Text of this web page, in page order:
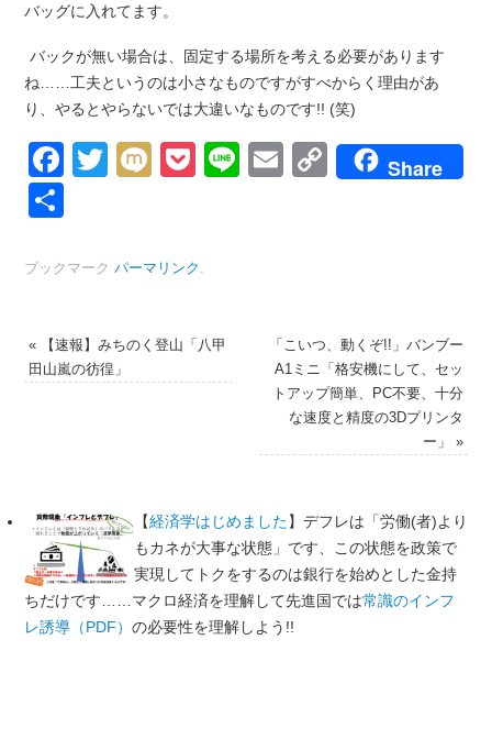
バッグに入れてます。
バックが無い場合は、固定する場所を考える必要があります
ね……工夫というのは小さなものですがすべからく理由があ
り、やるとやらないでは大違いなものです!! (笑)
Facebook
Twitter
MixiPocket
LineEmail
CopyShare
共
ブックマーク パーマリンク
«【速報】みちのく登山「八甲
田山嵐の彷徨」
「こいつ、動くぞ!!」バンブー
A1ミニ「格安機にして、セッ
トアップ簡単、PC不要、十分
な速度と精度の3Dプリンタ
ー」»
【経済学はじめました】デフレは「労働(者)より
もカネが大事な状態」です、この状態を政策で
実現してトクをするのは銀行を始めとした金持
ちだけです……マクロ経済を理解して先進国では常識のインフ
レ誘導（PDF） の必要性を理解しよう!!